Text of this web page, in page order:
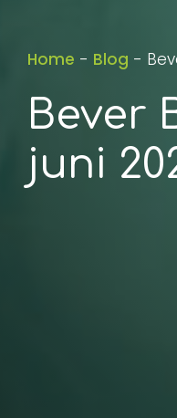
Home - Blog -
Bever
juni